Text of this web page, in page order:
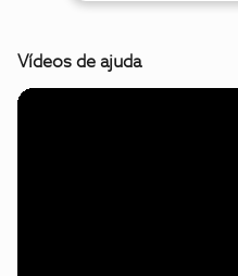
Vídeos de ajuda